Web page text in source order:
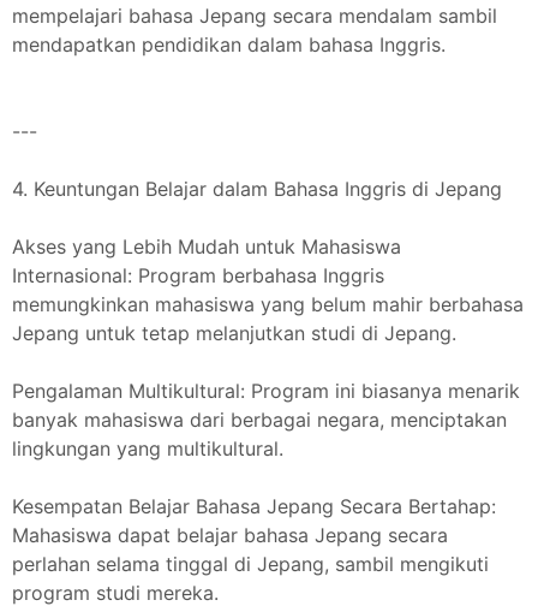
mempelajari bahasa Jepang secara mendalam sambil
mendapatkan pendidikan dalam bahasa Inggris.
---
4. Keuntungan Belajar dalam Bahasa Inggris di Jepang
Akses yang Lebih Mudah untuk Mahasiswa
Internasional: Program berbahasa Inggris
memungkinkan mahasiswa yang belum mahir berbahasa
Jepang untuk tetap melanjutkan studi di Jepang.
Pengalaman Multikultural: Program ini biasanya menarik
banyak mahasiswa dari berbagai negara, menciptakan
lingkungan yang multikultural.
Kesempatan Belajar Bahasa Jepang Secara Bertahap:
Mahasiswa dapat belajar bahasa Jepang secara
perlahan selama tinggal di Jepang, sambil mengikuti
program studi mereka.